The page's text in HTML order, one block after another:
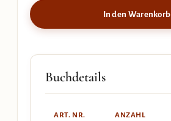
In den Warenkorb
Buchdetails
ART. NR.
ANZAHL